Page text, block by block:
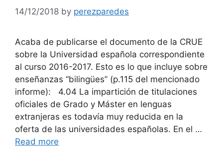
14/12/2018 by perezparedes
Acaba de publicarse el documento de la CRUE
sobre la Universidad española correspondiente
al curso 2016-2017. Esto es lo que incluye sobre
enseñanzas “bilingües” (p.115 del mencionado
informe): 4.04 La impartición de titulaciones
oficiales de Grado y Máster en lenguas
extranjeras es todavía muy reducida en la
oferta de las universidades españolas. En el …
Read more